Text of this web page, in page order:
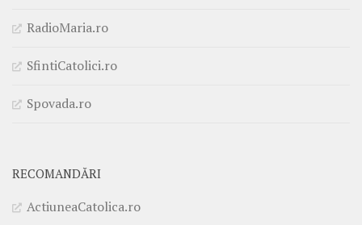
RadioMaria.ro
SfintiCatolici.ro
Spovada.ro
RECOMANDĂRI
ActiuneaCatolica.ro